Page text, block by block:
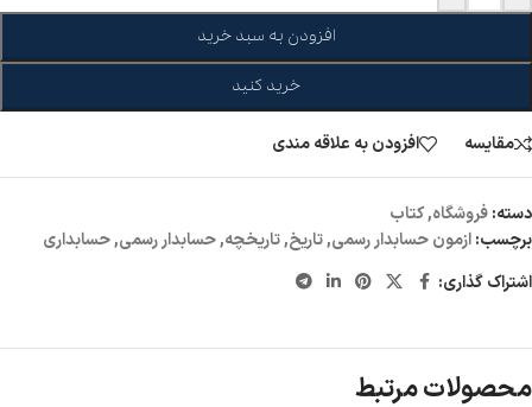
افزودن به سبد خرید
خرید کنید
مقايسه افزودن به علاقه مندی
دسته:فروشگاه,کتاب
برچسب:ازمون حسابدار رسمی,تاریخ,تاریخچه,حسابدار رسمی,حسابداری
اشتراک گذاری:
محصولات مرتبط